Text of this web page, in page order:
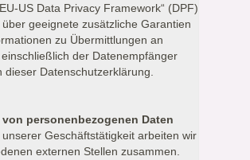
US Data Privacy Framework“ (DPF)
über geeignete zusätzliche Garantien
zu Übermittlungen an
einschließlich der Datenempfänger
dieser Datenschutzerklärung.
von personenbezogenen Daten
unserer Geschäftstätigkeit arbeiten wir
externen Stellen zusammen.